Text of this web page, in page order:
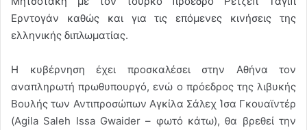
Ερντογάν καθώς και για τις επόμενες κινήσεις της
ελληνικής διπλωματίας.
Η κυβέρνηση έχει προσκαλέσει στην Αθήνα τον
αναπληρωτή πρωθυπουργό, ενώ ο πρόεδρος της λιβυκής
Βουλής των Αντιπροσώπων Αγκίλα Σάλεχ Ίσα Γκουαϊντέρ
(Agila Saleh Issa Gwaider – φωτό κάτω), θα βρεθεί την